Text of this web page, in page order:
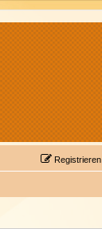
Registrieren